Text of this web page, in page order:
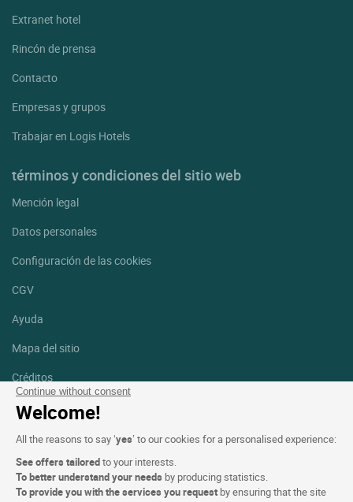
Continue without consent
Welcome!
All the reasons to say ‘yes’ to our cookies for a personalised experience:
See offers tailoredto your interests.
To better understand your needs by producing statistics.
To provide you with the services you request by ensuring that the site
Extranet hotel
Rincón de prensa
Contacto
Empresas y grupos
Trabajar en Logis Hotels
términos y condiciones del sitio web
Mención legal
Datos personales
Configuración de las cookies
CGV
Ayuda
Mapa del sitio
Créditos
fotografías
Facebook
Instagram
Linkedin